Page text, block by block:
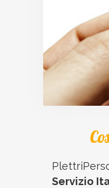
Servizio